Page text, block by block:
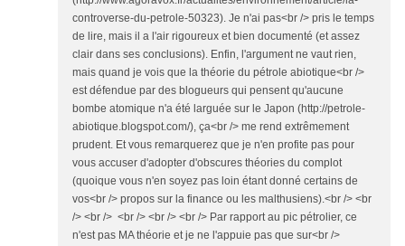
controverse-du-petrole-50323). Je n'ai pas<br /> pris le temps
de lire, mais il a l'air rigoureux et bien documenté (et assez
clair dans ses conclusions). Enfin, l'argument ne vaut rien,
mais quand je vois que la théorie du pétrole abiotique<br />
est défendue par des blogueurs qui pensent qu'aucune
bombe atomique n'a été larguée sur le Japon (http://petrole-
abiotique.blogspot.com/), ça<br /> me rend extrêmement
prudent. Et vous remarquerez que je n'en profite pas pour
vous accuser d'adopter d'obscures théories du complot
(quoique vous n'en soyez pas loin étant donné certains de
vos<br /> propos sur la finance ou les malthusiens).<br /> <br
/> <br /> <br /> <br /> <br /> Par rapport au pic pétrolier, ce
n'est pas MA théorie et je ne l'appuie pas que sur<br />